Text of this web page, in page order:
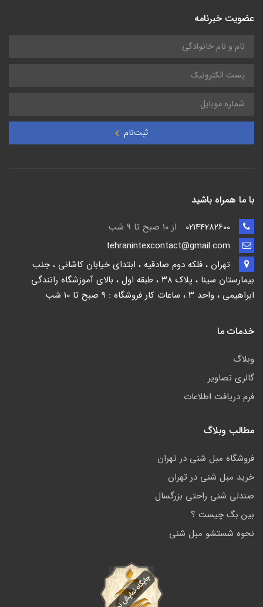
عضویت خبرنامه
ثبت‌نام
با ما همراه باشید
از ۱۰ صبح تا 9 شب
تهران ، فلکه دوم صادقیه ، ابتدای خیابان کاشانی ، جنب
بیمارستان سینا ، پلاک ۳۸ ، طبقه اول ، بالای آموزشگاه رانندگی
ابراهیمی ، واحد ۳ ، ساعات کار فروشگاه : 9 صبح تا 10 شب
خدمات ما
وبلاگ
گالری تصاویر
فرم دریافت اطلاعات
مطالب وبلاگ
فروشگاه مبل شنی در تهران
خرید مبل شنی در تهران
صندلی شنی راحتی بزرگسال
بین بگ چیست ؟
نحوه شستشو مبل شنی